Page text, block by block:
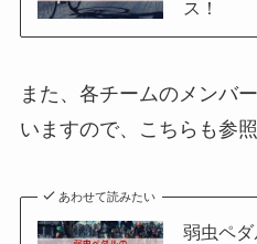
ス！
また、各チームのメンバ
いますので、こちらも参照
あわせて読みたい
弱虫ペダ